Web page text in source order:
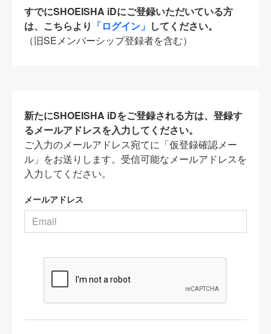
すでにSHOEISHA iDにご登録いただいている方
は、こちらより 「ログイン」 してください。
（旧SEメンバーシップ登録者を含む）
新たにSHOEISHA iDをご登録される方は、登録す
るメールアドレスを入力してください。
ご入力のメールアドレス宛てに「仮登録確認メー
ル」をお送りします。受信可能なメールアドレスを
入力してください。
メールアドレス